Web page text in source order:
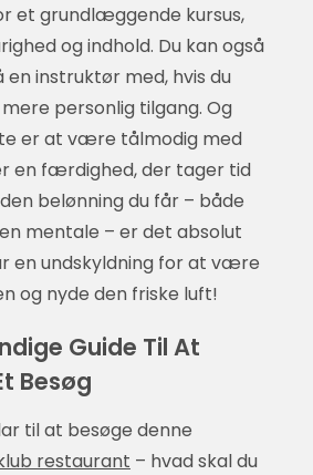
et grundlæggende kursus,
og indhold. Du kan også
en instruktør med, hvis du
personlig tilgang. Og
er at være tålmodig med
en færdighed, der tager tid
belønning du får – både
mentale – er det absolut
en undskyldning for at være
og nyde den friske luft!
Guide Til At
Besøg
til at besøge denne
restaurant – hvad skal du